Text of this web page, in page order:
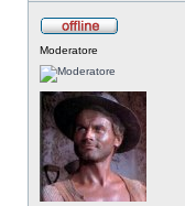
Moderatore